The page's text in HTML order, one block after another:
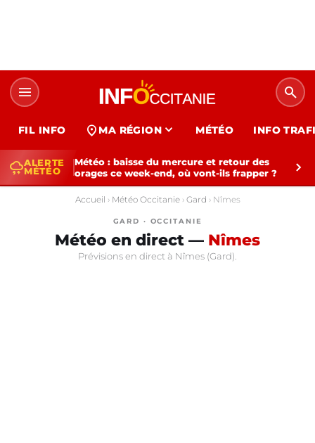
menu search
FIL INFO location_on MA RÉGION expand_more MÉTÉO INFO
thunderstormALERTE
MÉTÉO
Météo : baisse du mercure et retour des
orages ce week-end, où vont-ils frapper ?
chevron_right
Accueil › Météo Occitanie› Gard › Nîmes
GARD · OCCITANIE
Météo en direct — Nîmes
Prévisions en direct à Nîmes (Gard).